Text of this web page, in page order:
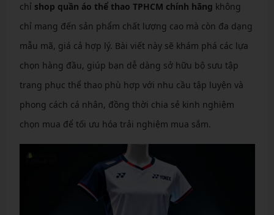
chỉ shop quần áo thể thao TPHCM chính hãng không
chỉ mang đến sản phẩm chất lượng cao mà còn đa dạng
mẫu mã, giá cả hợp lý. Bài viết này sẽ khám phá các lựa
chọn hàng đầu, giúp bạn dễ dàng sở hữu bộ sưu tập
trang phục thể thao phù hợp với nhu cầu tập luyện và
phong cách cá nhân, đồng thời chia sẻ kinh nghiệm
chọn mua để tối ưu hóa trải nghiệm mua sắm.